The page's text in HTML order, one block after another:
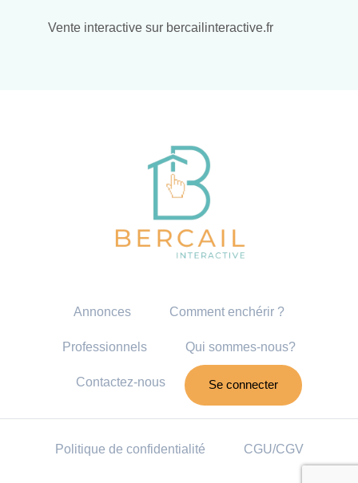
Vente interactive sur bercailinteractive.fr
Annonces Comment enchérir ?
Professionnels Qui sommes-nous?
Contactez-nous Se connecter
Politique de confidentialité CGU/CGV